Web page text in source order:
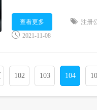
查看更多
注册
2021-11-08
102 103 104